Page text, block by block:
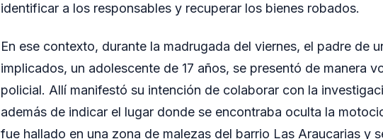
identificar a los responsables y recuperar los bienes robados.
En ese contexto, durante la madrugada del viernes, el padre de
implicados, un adolescente de 17 años, se presentó de manera
policial. Allí manifestó su intención de colaborar con la
además de indicar el lugar donde se encontraba oculta la
fue hallado en una zona de malezas del barrio Las Araucarias y